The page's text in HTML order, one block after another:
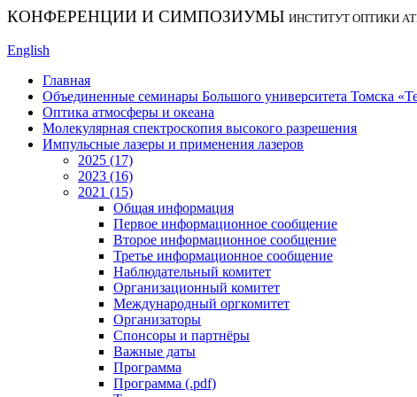
КОНФЕРЕНЦИИ И СИМПОЗИУМЫ ИНСТИТУТ ОПТИКИ
English
Главная
Объединенные семинары Большого университета Томска
Оптика атмосферы и океана
Молекулярная спектроскопия высокого разрешения
Импульсные лазеры и применения лазеров
2025 (17)
2023 (16)
2021 (15)
Общая информация
Первое информационное сообщение
Второе информационное сообщение
Третье информационное сообщение
Наблюдательный комитет
Организационный комитет
Международный оргкомитет
Организаторы
Спонсоры и партнёры
Важные даты
Программа
Программа (.pdf)